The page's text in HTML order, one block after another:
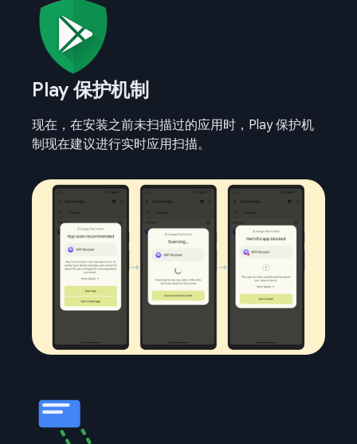
Play 保护机制
现在，在安装之前未扫描过的应用时，Play 保护机
制现在建议进行实时应用扫描。